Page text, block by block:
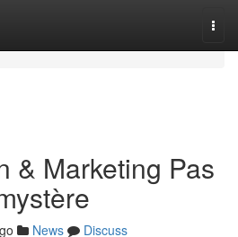
& Marketing Pas
News
Discuss